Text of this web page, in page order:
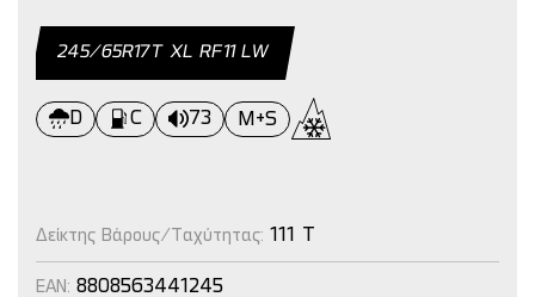
245/65R17Τ XL RF11 LW
D C 73 M+S
Δείκτης Βάρους/Ταχύτητας:
EAN: 8808563441245